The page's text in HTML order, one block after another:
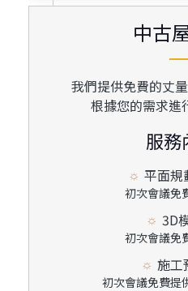
中古
中古
我們提供免費的丈
根據您的需求進
服務
平面規
初次會議免
3D
初次會議免
施工
初次會議免費提